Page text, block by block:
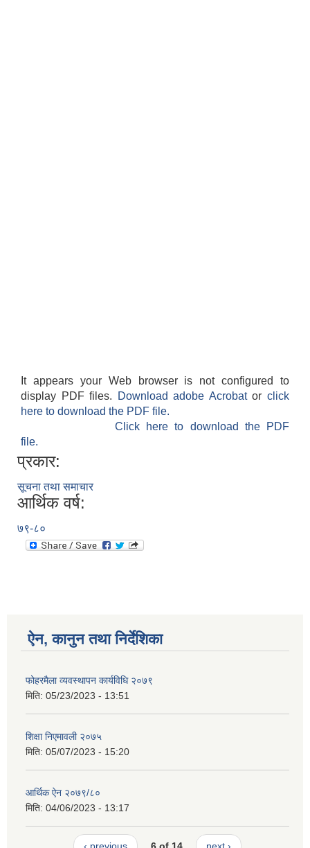
It appears your Web browser is not configured to
display PDF files.
Download adobe Acrobatorclick
here to download the PDF file.
Click here to download the PDF
file.
प्रकार:
सूचना तथा समाचार
आर्थिक वर्ष:
७९-८०
ऐन, कानुन तथा निर्देशिका
फोहरमैला व्यवस्थापन कार्यविधि २०७९
मिति: 05/23/2023 - 13:51
शिक्षा निएमावली २०७५
मिति: 05/07/2023 - 15:20
आर्थिक ऐन २०७९/८०
मिति: 04/06/2023 - 13:17
‹ previous 6 of 14 next ›